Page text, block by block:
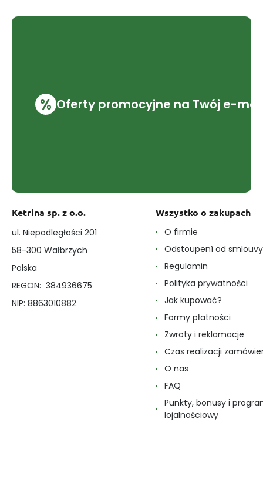
% Oferty promocyjne na Twój e-mail
Ketrina sp. z o.o.
ul. Niepodległości 201
58-300 Wałbrzych
Polska
REGON: 384936675
NIP: 8863010882
Wszystko o zakupach
O firmie
Odstoupení od smlouvy
Regulamin
Polityka prywatności
Jak kupować?
Formy płatności
Zwroty i reklamacje
Czas realizacji
O nas
FAQ
Punkty, bonusy i
lojalnościowy